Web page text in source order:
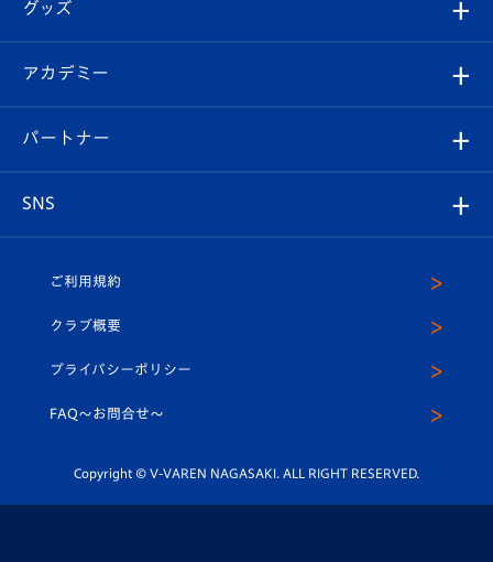
チケット
イベント
メディア
ホームタウン
スタッフプロフィール
マスコット紹介
平和祈念活動
ホームタウン活動
Revive Team
ヴィヴィくんの長崎おもてなしガイド
フォトギャラリー
スタジアムグルメ
V-LOVERS（ファンクラブ）
プレイヤーズスイート
グッズ
オンラインショップ
店舗情報
アカデミー
育成からのお知らせ
U-18
スクール
パートナー
SNS
ヴィヴィくんインスタグラム
公式LINE＠
ご利用規約
クラブ概要
プライバシーポリシー
FAQ〜お問合せ〜
Copyright © V-VAREN NAGASAKI. ALL RIGHT RESERVED.